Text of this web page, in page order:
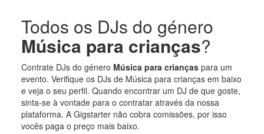
Todos os DJs do género
Música para crianças?
Contrate DJs do género Música para criançaspara um
evento. Verifique os DJs de Música para crianças em baixo
e veja o seu perfil. Quando encontrar um DJ de que goste,
sinta-se à vontade para o contratar através da nossa
plataforma. A Gigstarter não cobra comissões, por isso
vocês paga o preço mais baixo.